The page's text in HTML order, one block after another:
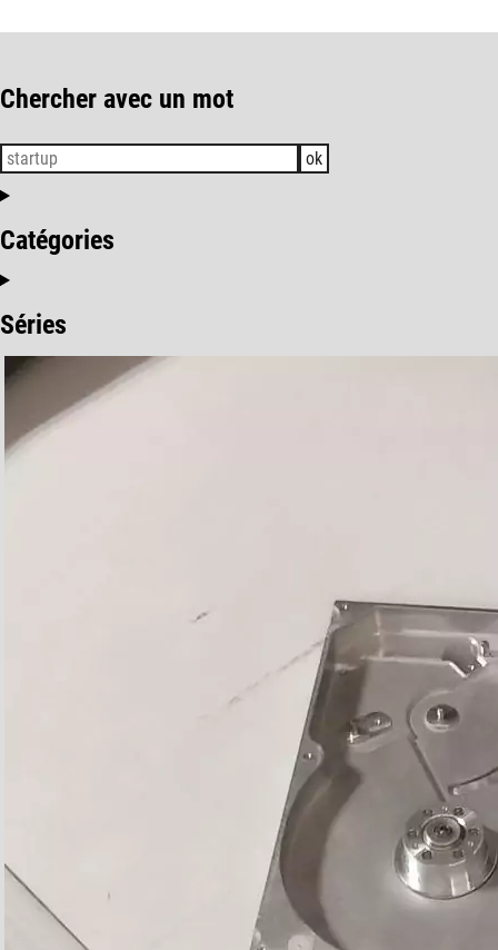
Chercher avec un mot
ok
Catégories
Séries